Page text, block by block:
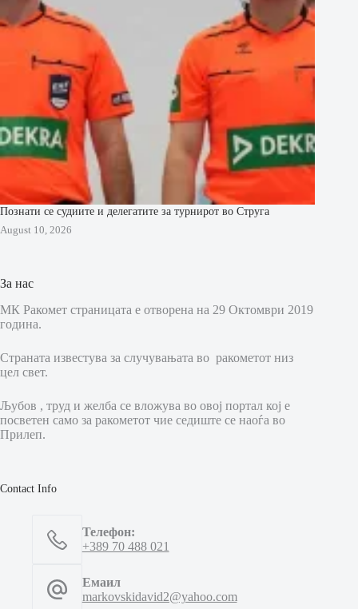
Познати се судиите и делегатите за турнирот во Струга
August 10, 2026
За нас
МК Ракомет страницата е отворена на 29 Октомври 2019
година.
Страната известува за случувањата во ракометот низ
цел свет.
Љубов , труд и желба се вложува во овој портал кој е
посветен само за ракометот чие седиште се наоѓа во
Прилеп.
Contact Info
Телефон:
+389 70 488 021
Емаил
markovskidavid2@yahoo.com